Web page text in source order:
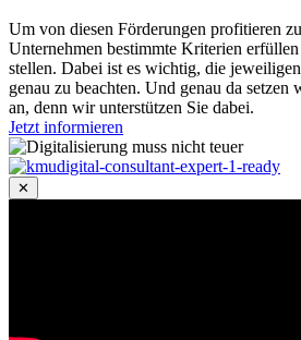
Um von diesen Förderungen profitieren
Unternehmen bestimmte Kriterien
stellen. Dabei ist es wichtig, die
genau zu beachten. Und genau da setzen
an, denn wir unterstützen Sie dabei.
Jetzt informieren
✕